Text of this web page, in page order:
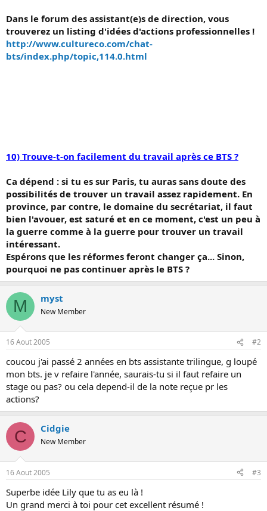
Dans le forum des assistant(e)s de direction, vous
trouverez un listing d'idées d'actions professionnelles !
http://www.cultureco.com/chat-
bts/index.php/topic,114.0.html
10) Trouve-t-on facilement du travail après ce BTS ?
Ca dépend : si tu es sur Paris, tu auras sans doute des
possibilités de trouver un travail assez rapidement. En
province, par contre, le domaine du secrétariat, il faut
bien l'avouer, est saturé et en ce moment, c'est un peu à
la guerre comme à la guerre pour trouver un travail
intéressant.
Espérons que les réformes feront changer ça... Sinon,
pourquoi ne pas continuer après le BTS ?
M myst
New Member
16 Aout 2005 #2
coucou j'ai passé 2 années en bts assistante trilingue, g loupé
mon bts. je v refaire l'année, saurais-tu si il faut refaire un
stage ou pas? ou cela depend-il de la note reçue pr les
actions?
C Cidgie
New Member
16 Aout 2005 #3
Superbe idée Lily que tu as eu là !
Un grand merci à toi pour cet excellent résumé !